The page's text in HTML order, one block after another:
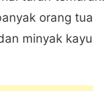
orang tua
minyak kayu